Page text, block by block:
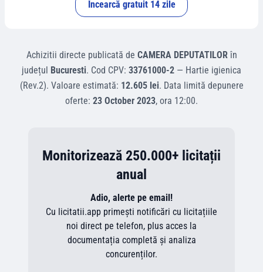
Încearcă gratuit 14 zile
Achizitii directe publicată de CAMERA DEPUTATILORîn
județul Bucuresti. Cod CPV: 33761000-2 — Hartie igienica
(Rev.2). Valoare estimată: 12.605 lei. Data limită depunere
oferte: 23 October 2023, ora 12:00.
Monitorizează 250.000+ licitații
anual
Adio, alerte pe email!
Cu licitatii.app primești notificări cu licitațiile
noi direct pe telefon, plus acces la
documentația completă și analiza
concurenților.